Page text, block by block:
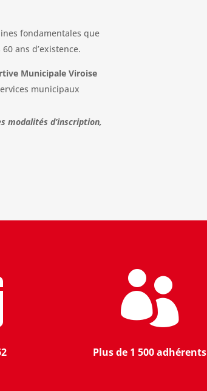
fondamentales que
ans d’existence.
Municipale Viroise
municipaux
modalités d’inscription,

Plus de 1 500 adhérents